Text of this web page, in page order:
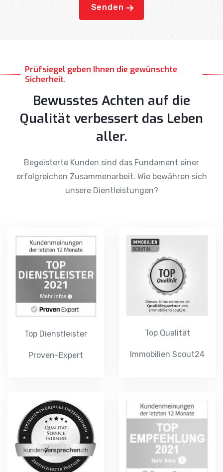
Senden
Prüfsiegel geben Ihnen die gewünschte
Sicherheit.
Bewusstes Achten auf die
Qualität verbessert das Leben
aller.
Begeisterte Kunden sind das Fundament einer
erfolgreichen Zusammenarbeit. Wie bewähren sich
unsere Dientleistungen?
Top Dienstleister
Proven-Expert
Top Qualität
Immobilien Scout24